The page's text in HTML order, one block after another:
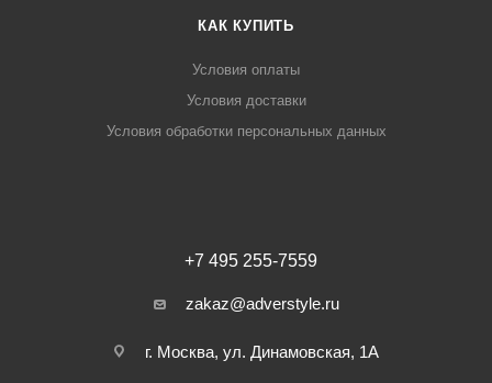
КАК КУПИТЬ
Условия оплаты
Условия доставки
Условия обработки персональных данных
+7 495 255-7559
zakaz@adverstyle.ru
г. Москва, ул. Динамовская, 1А